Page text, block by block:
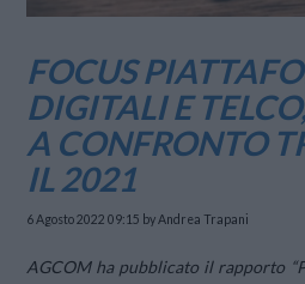
FOCUS
DIGITALI E
A CONFRONTO
IL 2021
6 Agosto 2022 09:15 by Andrea Trapani
AGCOM ha pubblicato il rapporto